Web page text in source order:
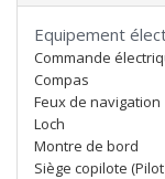
Equipement
Commande
Compas
Feux de navigation
Loch
Montre de bord
Siège copilote